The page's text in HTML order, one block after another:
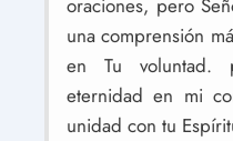
oraciones, pero
una comprensión
en Tu voluntad.
eternidad en mi
unidad con tu